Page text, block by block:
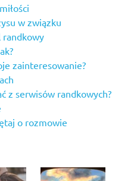
w związku
randkowy
zainteresowanie?
z serwisów randkowych?
o rozmowie